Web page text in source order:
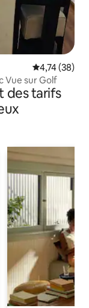
Évaluation
4,74 (38)
Vue sur Golf
des tarifs